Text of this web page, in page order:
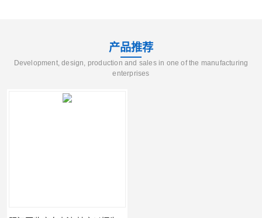
产品推荐
Development, design, production and sales in one of the manufacturing
enterprises